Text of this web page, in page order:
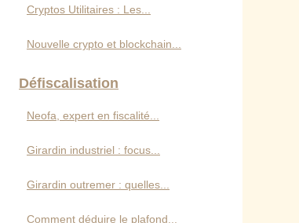
Cryptos Utilitaires : Les...
Nouvelle crypto et blockchain...
Défiscalisation
Neofa, expert en fiscalité...
Girardin industriel : focus...
Girardin outremer : quelles...
Comment déduire le plafond...